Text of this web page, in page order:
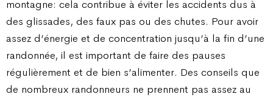
montagne: cela contribue à éviter les accidents dus à
des glissades, des faux pas ou des chutes. Pour avoir
assez d’énergie et de concentration jusqu’à la fin d’une
randonnée, il est important de faire des pauses
régulièrement et de bien s’alimenter. Des conseils que
de nombreux randonneurs ne prennent pas assez au